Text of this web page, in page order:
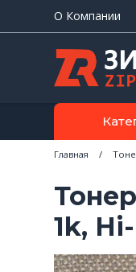
О Компании
Главная /
1k,